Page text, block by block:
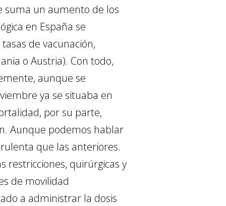
suma un aumento de los
en España se
de vacunación,
o Austria). Con todo,
aunque se
ya se situaba en
por su parte,
Aunque podemos hablar
que las anteriores.
restricciones, quirúrgicas y
de movilidad
a administrar la dosis